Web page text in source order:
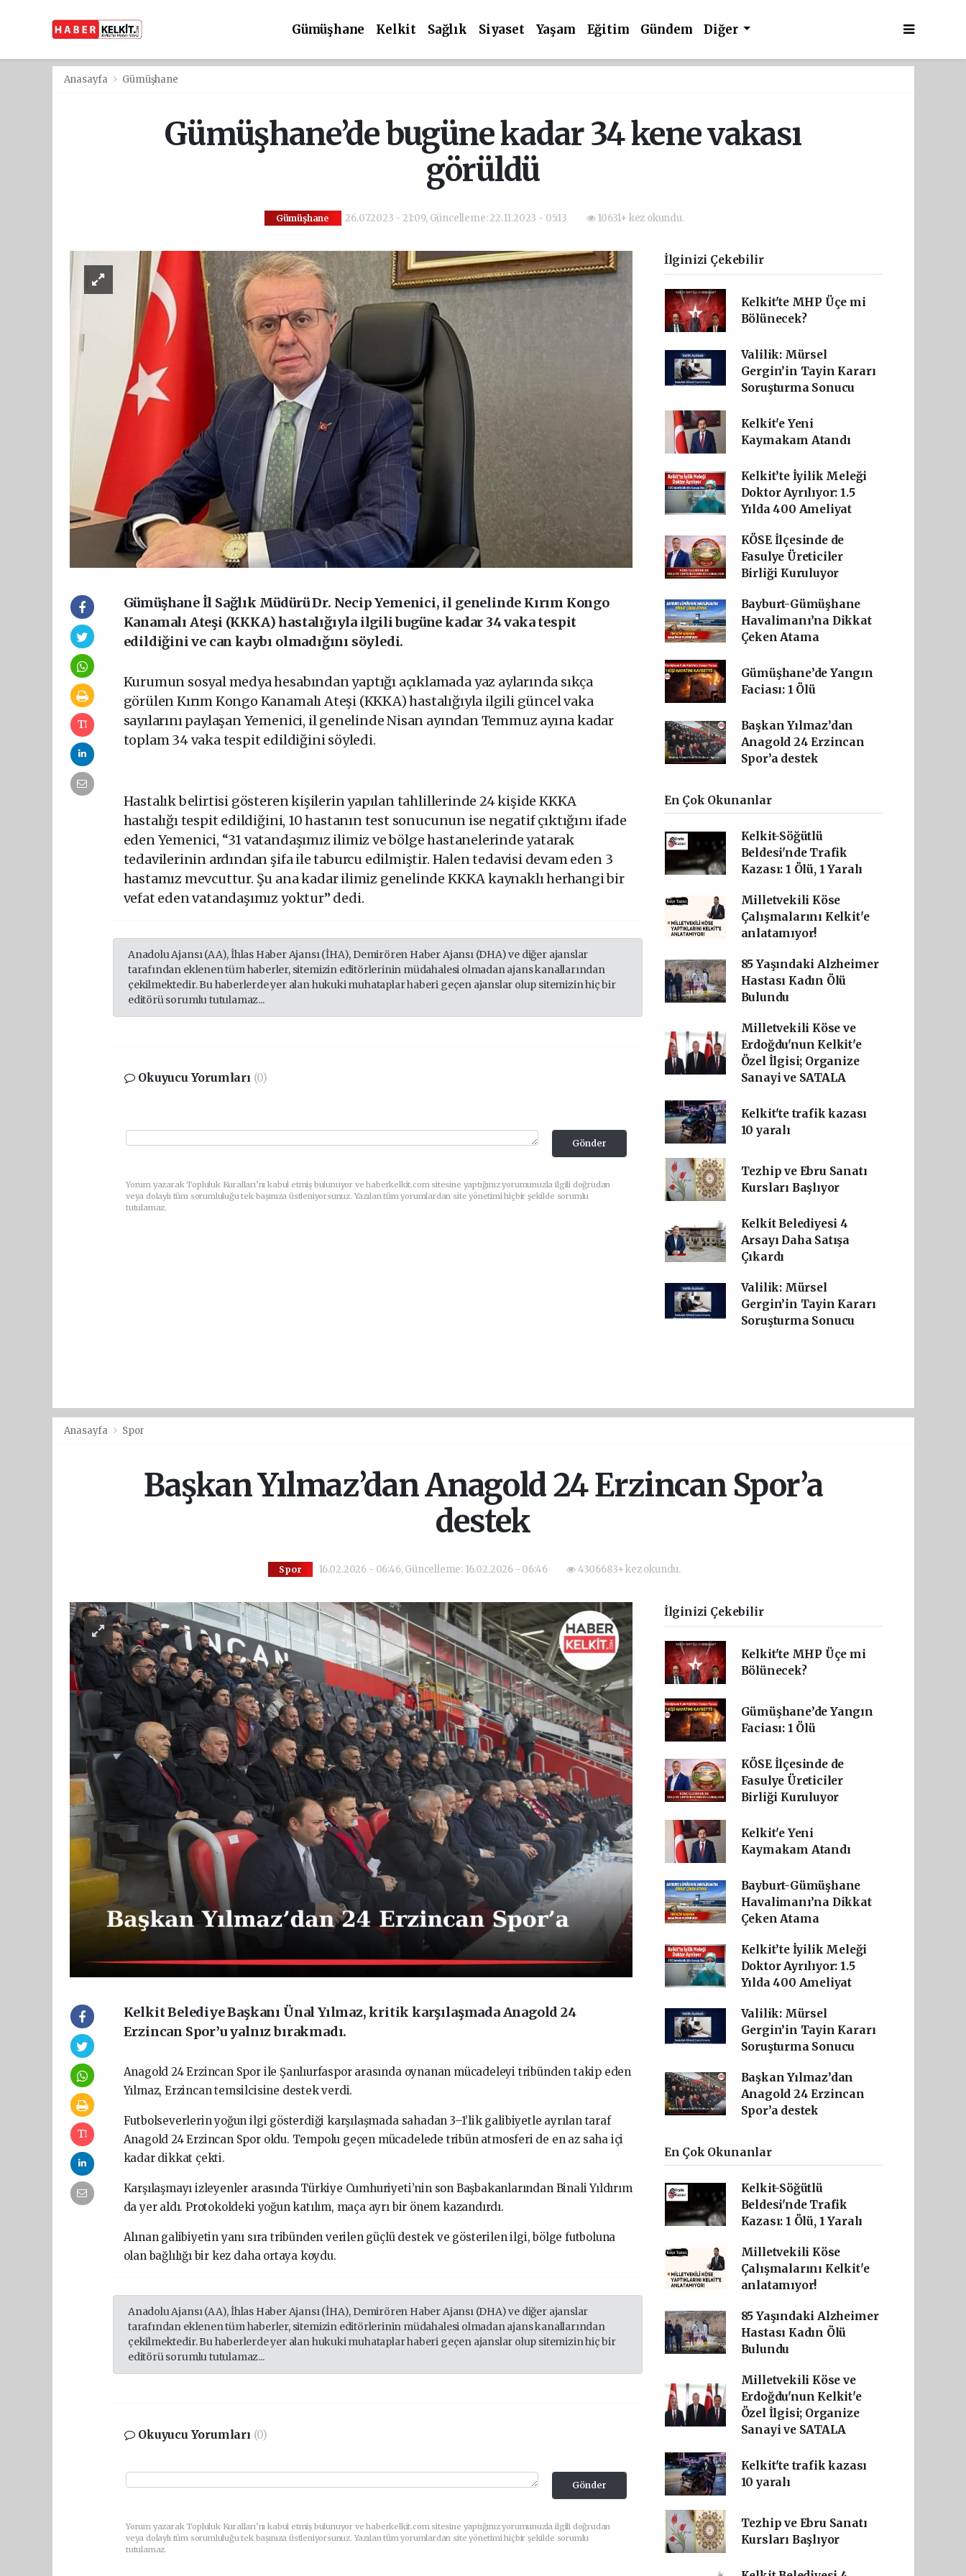
Gümüşhane Kelkit Sağlık Siyaset Yaşam Eğitim Gündem Diğer
Anasayfa Gümüşhane
Gümüşhane’de bugüne kadar 34 kene vakası
görüldü
Gümüşhane 26.07.2023 - 21:09, Güncelleme: 22.11.2023 - 05:13 10631+ kez okundu.
Gümüşhane İl Sağlık Müdürü Dr. Necip Yemenici, il genelinde Kırım Kongo
Kanamalı Ateşi (KKKA) hastalığıyla ilgili bugüne kadar 34 vaka tespit
edildiğini ve can kaybı olmadığını söyledi.
Kurumun sosyal medya hesabından yaptığı açıklamada yaz aylarında sıkça
görülen Kırım Kongo Kanamalı Ateşi (KKKA) hastalığıyla ilgili güncel vaka
sayılarını paylaşan Yemenici, il genelinde Nisan ayından Temmuz ayına kadar
toplam 34 vaka tespit edildiğini söyledi.
Hastalık belirtisi gösteren kişilerin yapılan tahlillerinde 24 kişide KKKA
hastalığı tespit edildiğini, 10 hastanın test sonucunun ise negatif çıktığını ifade
eden Yemenici, “31 vatandaşımız ilimiz ve bölge hastanelerinde yatarak
tedavilerinin ardından şifa ile taburcu edilmiştir. Halen tedavisi devam eden 3
hastamız mevcuttur. Şu ana kadar ilimiz genelinde KKKA kaynaklı herhangi bir
vefat eden vatandaşımız yoktur” dedi.
Anadolu Ajansı (AA), İhlas Haber Ajansı (İHA), Demirören Haber Ajansı (DHA) ve diğer ajanslar
tarafından eklenen tüm haberler, sitemizin editörlerinin müdahalesi olmadan ajans kanallarından
çekilmektedir. Bu haberlerde yer alan hukuki muhataplar haberi geçen ajanslar olup sitemizin hiç bir
editörü sorumlu tutulamaz...
Okuyucu Yorumları (0)
Gönder
Yorum yazarak Topluluk Kuralları’nı kabul etmiş bulunuyor ve haberkelkit.com sitesine yaptığınız yorumunuzla ilgili doğrudan
veya dolaylı tüm sorumluluğu tek başınıza üstleniyorsunuz. Yazılan tüm yorumlardan site yönetimi hiçbir şekilde sorumlu
tutulamaz.
İlginizi Çekebilir
Kelkit'te MHP Üçe mi
Bölünecek?
Valilik: Mürsel
Gergin’in Tayin Kararı
Soruşturma Sonucu
Kelkit'e Yeni
Kaymakam Atandı
Kelkit’te İyilik Meleği
Doktor Ayrılıyor: 1.5
Yılda 400 Ameliyat
KÖSE İlçesinde de
Fasulye Üreticiler
Birliği Kuruluyor
Bayburt-Gümüşhane
Havalimanı’na Dikkat
Çeken Atama
Gümüşhane’de Yangın
Faciası: 1 Ölü
Başkan Yılmaz’dan
Anagold 24 Erzincan
Spor’a destek
En Çok Okunanlar
Kelkit-Söğütlü
Beldesi'nde Trafik
Kazası: 1 Ölü, 1 Yaralı
Milletvekili Köse
Çalışmalarını Kelkit'e
anlatamıyor!
85 Yaşındaki Alzheimer
Hastası Kadın Ölü
Bulundu
Milletvekili Köse ve
Erdoğdu'nun Kelkit'e
Özel İlgisi; Organize
Sanayi ve SATALA
Kelkit'te trafik kazası
10 yaralı
Tezhip ve Ebru Sanatı
Kursları Başlıyor
Kelkit Belediyesi 4
Arsayı Daha Satışa
Çıkardı
Valilik: Mürsel
Gergin’in Tayin Kararı
Soruşturma Sonucu
Anasayfa Spor
Başkan Yılmaz’dan Anagold 24 Erzincan Spor’a
destek
Spor 16.02.2026 - 06:46, Güncelleme: 16.02.2026 - 06:46 4306683+ kez okundu.
Kelkit Belediye Başkanı Ünal Yılmaz, kritik karşılaşmada Anagold 24
Erzincan Spor’u yalnız bırakmadı.
Anagold 24 Erzincan Spor ile Şanlıurfaspor arasında oynanan mücadeleyi tribünden takip eden
Yılmaz, Erzincan temsilcisine destek verdi.
Futbolseverlerin yoğun ilgi gösterdiği karşılaşmada sahadan 3–1’lik galibiyetle ayrılan taraf
Anagold 24 Erzincan Spor oldu. Tempolu geçen mücadelede tribün atmosferi de en az saha içi
kadar dikkat çekti.
Karşılaşmayı izleyenler arasında Türkiye Cumhuriyeti’nin son Başbakanlarından Binali Yıldırım
da yer aldı. Protokoldeki yoğun katılım, maça ayrı bir önem kazandırdı.
Alınan galibiyetin yanı sıra tribünden verilen güçlü destek ve gösterilen ilgi, bölge futboluna
olan bağlılığı bir kez daha ortaya koydu.
Anadolu Ajansı (AA), İhlas Haber Ajansı (İHA), Demirören Haber Ajansı (DHA) ve diğer ajanslar
tarafından eklenen tüm haberler, sitemizin editörlerinin müdahalesi olmadan ajans kanallarından
çekilmektedir. Bu haberlerde yer alan hukuki muhataplar haberi geçen ajanslar olup sitemizin hiç bir
editörü sorumlu tutulamaz...
Okuyucu Yorumları (0)
Gönder
Yorum yazarak Topluluk Kuralları’nı kabul etmiş bulunuyor ve haberkelkit.com sitesine yaptığınız yorumunuzla ilgili doğrudan
veya dolaylı tüm sorumluluğu tek başınıza üstleniyorsunuz. Yazılan tüm yorumlardan site yönetimi hiçbir şekilde sorumlu
tutulamaz.
İlginizi Çekebilir
Kelkit'te MHP Üçe mi
Bölünecek?
Gümüşhane’de Yangın
Faciası: 1 Ölü
KÖSE İlçesinde de
Fasulye Üreticiler
Birliği Kuruluyor
Kelkit'e Yeni
Kaymakam Atandı
Bayburt-Gümüşhane
Havalimanı’na Dikkat
Çeken Atama
Kelkit’te İyilik Meleği
Doktor Ayrılıyor: 1.5
Yılda 400 Ameliyat
Valilik: Mürsel
Gergin’in Tayin Kararı
Soruşturma Sonucu
Başkan Yılmaz’dan
Anagold 24 Erzincan
Spor’a destek
En Çok Okunanlar
Kelkit-Söğütlü
Beldesi'nde Trafik
Kazası: 1 Ölü, 1 Yaralı
Milletvekili Köse
Çalışmalarını Kelkit'e
anlatamıyor!
85 Yaşındaki Alzheimer
Hastası Kadın Ölü
Bulundu
Milletvekili Köse ve
Erdoğdu'nun Kelkit'e
Özel İlgisi; Organize
Sanayi ve SATALA
Kelkit'te trafik kazası
10 yaralı
Tezhip ve Ebru Sanatı
Kursları Başlıyor